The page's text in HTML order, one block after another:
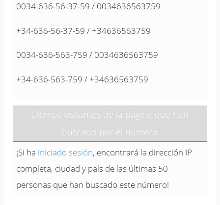
0034-636-56-37-59 / 0034636563759
+34-636-56-37-59 / +34636563759
0034-636-563-759 / 0034636563759
+34-636-563-759 / +34636563759
Últimos visitantes de la página que han
buscado por el número
¡Si ha iniciado sesión, encontrará la dirección IP
completa, ciudad y país de las últimas 50
personas que han buscado este número!